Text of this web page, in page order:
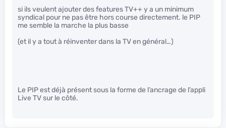
si ils veulent ajouter des features TV++ y a un minimum
syndical pour ne pas être hors course directement. le PIP
me semble la marche la plus basse
(et il y a tout à réinventer dans la TV en général…)
Le PIP est déjà présent sous la forme de l’ancrage de l’appli
Live TV sur le côté.